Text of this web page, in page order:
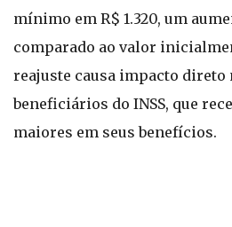
mínimo em R$ 1.320, um
comparado ao valor
reajuste causa impacto direto
beneficiários do INSS, que
maiores em seus benefícios.